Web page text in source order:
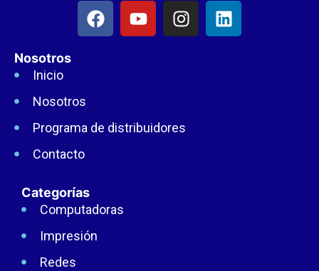
Nosotros
Inicio
Nosotros
Programa de distribuidores
Contacto
Categorías
Computadoras
Impresión
Redes